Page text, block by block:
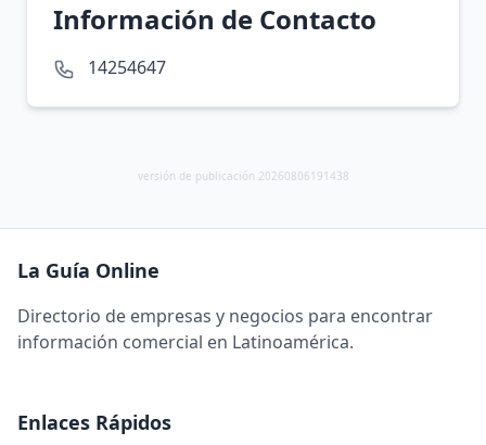
Información de Contacto
14254647
versión de publicación 20260806191438
La Guía Online
Directorio de empresas y negocios para encontrar
información comercial en Latinoamérica.
Enlaces Rápidos